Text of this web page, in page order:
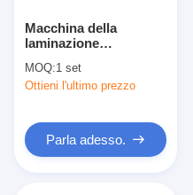
Macchina della
laminazione
del PE, macchina di
laminazione
MOQ:1 set
Ottieni l'ultimo prezzo
Parla adesso.